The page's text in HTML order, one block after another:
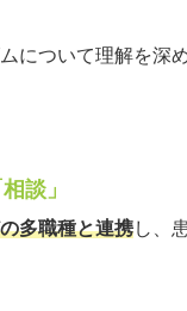
について理解を深
談」
多職種と連携し、